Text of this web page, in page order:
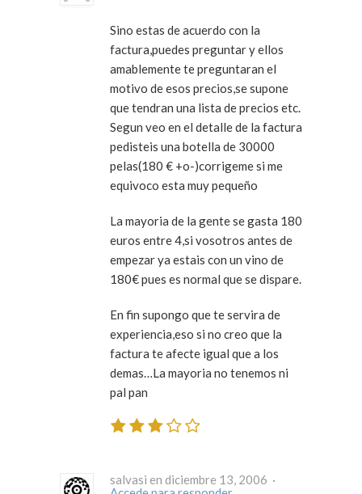
Sino estas de acuerdo con la
factura,puedes preguntar y ellos
amablemente te preguntaran el
motivo de esos precios,se supone
que tendran una lista de precios etc.
Segun veo en el detalle de la factura
pedisteis una botella de 30000
pelas(180 € +o-)corrigeme si me
equivoco esta muy pequeño
La mayoria de la gente se gasta 180
euros entre 4,si vosotros antes de
empezar ya estais con un vino de
180€ pues es normal que se dispare.
En fin supongo que te servira de
experiencia,eso si no creo que la
factura te afecte igual que a los
demas…La mayoria no tenemos ni
pal pan
salvasi en diciembre 13, 2006 ·